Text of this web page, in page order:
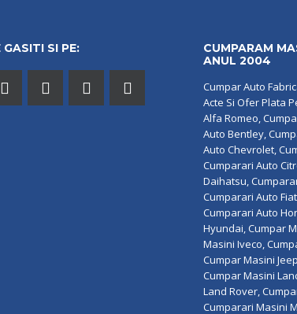
GASITI SI PE:
CUMPARAM
ANUL 2004
Cumpar Auto
Acte Si Ofer Plata
Alfa Romeo,
Auto Bentley,
Auto Chevrolet,
Cumparari Auto
Daihatsu,
Cumparari Auto
Cumparari Auto
Hyundai, Cumpar
Masini Iveco,
Cumpar Masini
Cumpar Masini
Land Rover,
Cumparari Masini